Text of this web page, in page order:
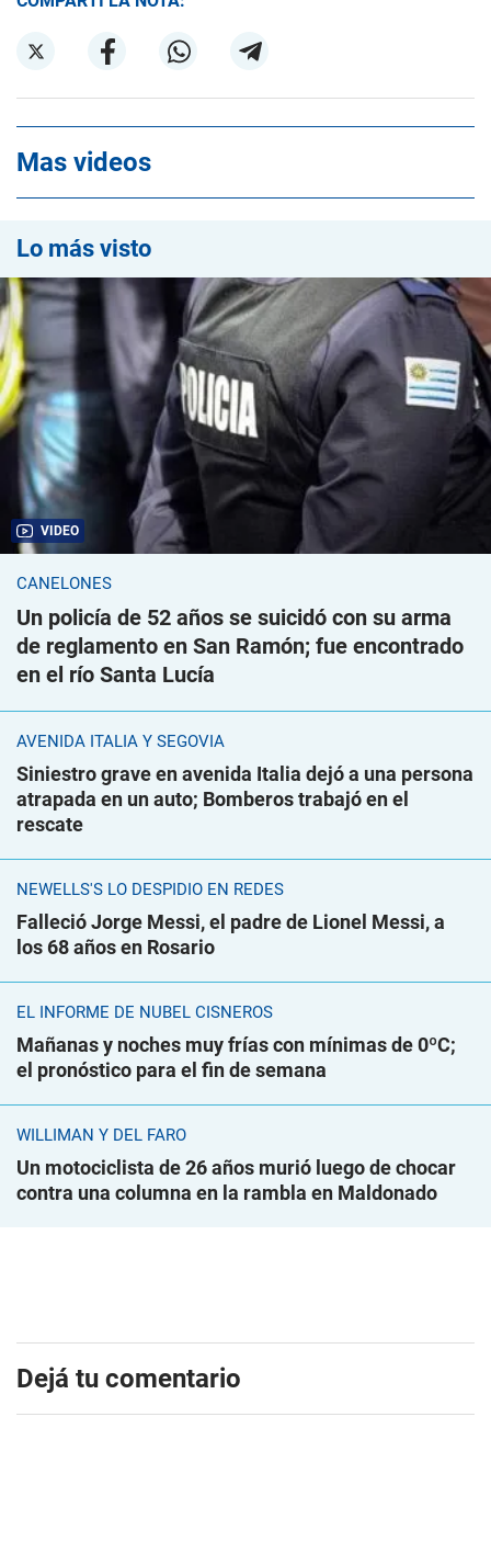
Mas videos
Lo más visto
VIDEO
CANELONES
Un policía de 52 años se suicidó con su arma
de reglamento en San Ramón; fue encontrado
en el río Santa Lucía
AVENIDA ITALIA Y SEGOVIA
Siniestro grave en avenida Italia dejó a una persona
atrapada en un auto; Bomberos trabajó en el
rescate
NEWELLS'S LO DESPIDIÓ EN REDES
Falleció Jorge Messi, el padre de Lionel Messi, a
los 68 años en Rosario
EL INFORME DE NUBEL CISNEROS
Mañanas y noches muy frías con mínimas de 0ºC;
el pronóstico para el fin de semana
WILLIMAN Y DEL FARO
Un motociclista de 26 años murió luego de chocar
contra una columna en la rambla en Maldonado
Dejá tu comentario